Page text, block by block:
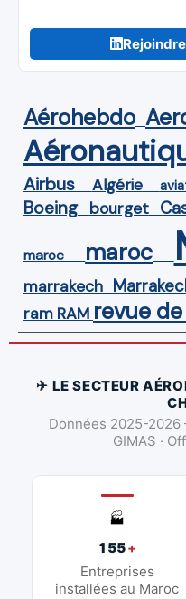
Aérohebdo
Airbus Algérie
Boeing bourget
maroc maroc
marrakech
ram RAM revue
✈ LE SECTEUR
Données 2025-
GIMAS ·
🏭
155+
Entreprises
installées au Maroc